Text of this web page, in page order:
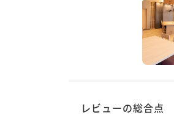
レビューの総合点